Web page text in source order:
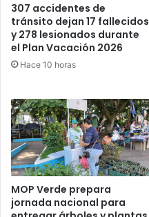
307 accidentes de
tránsito dejan 17 fallecidos
y 278 lesionados durante
el Plan Vacación 2026
Hace 10 horas
MOP Verde prepara
jornada nacional para